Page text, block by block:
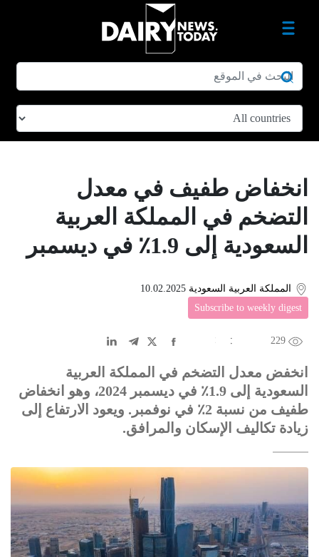
انخفاض طفيف في معدل
التضخم في المملكة العربية
السعودية إلى 1.9٪ في ديسمبر
المملكة العربية السعودية 10.02.2025
Subscribe to weekly digest
229
中文
DE عربى
انخفض معدل التضخم في المملكة العربية
السعودية إلى 1.9٪ في ديسمبر 2024، وهو انخفاض
طفيف من نسبة 2٪ في نوفمبر. ويعود الارتفاع إلى
زيادة تكاليف الإسكان والمرافق.